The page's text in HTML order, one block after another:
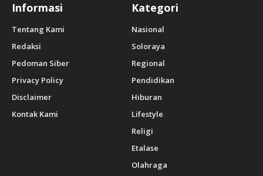
Informasi
Tentang Kami
Redaksi
Pedoman Siber
Privacy Policy
Disclaimer
Kontak Kami
Kategori
Nasional
Soloraya
Regional
Pendidikan
Hiburan
Lifestyle
Religi
Etalase
Olahraga